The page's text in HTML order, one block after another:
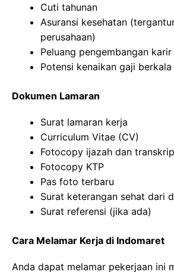
Cuti tahunan
Asuransi kesehatan
perusahaan)
Peluang pengembangan karir
Potensi kenaikan gaji berkala
Dokumen Lamaran
Surat lamaran kerja
Curriculum Vitae (CV)
Fotocopy ijazah dan
Fotocopy KTP
Pas foto terbaru
Surat keterangan sehat dari
Surat referensi (jika ada)
Cara Melamar Kerja di Indomaret
Anda dapat melamar pekerjaan ini